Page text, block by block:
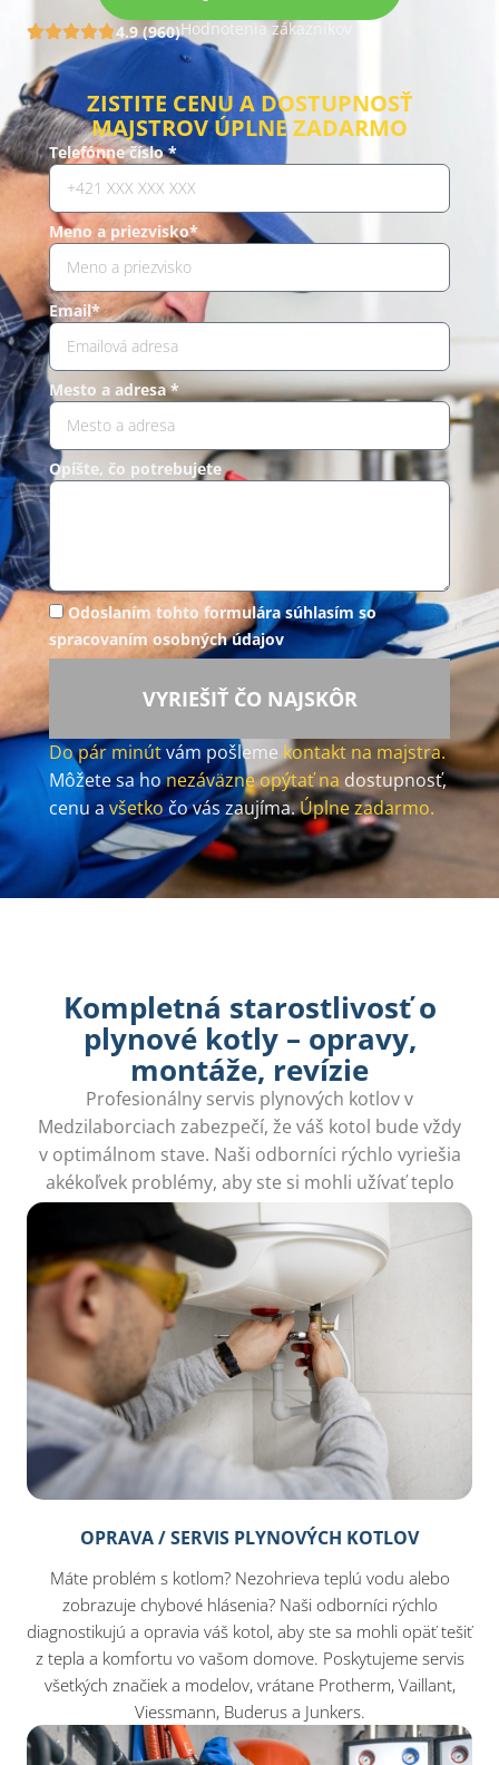
4.9 (960)Hodnotenia zákazníkov
ZISTITE CENU A DOSTUPNOSŤ
MAJSTROV ÚPLNE ZADARMO
Telefónne číslo *
Meno a priezvisko*
Email*
Mesto a adresa *
Opíšte, čo potrebujete
Odoslaním tohto formulára súhlasím so
spracovaním osobných údajov
VYRIEŠIŤ ČO NAJSKÔR
Do pár minútvám pošleme kontakt na majstra.
Môžete sa honezáväzne opýtať na dostupnosť,
cenu avšetkočo vás zaujíma.Úplne zadarmo.
Kompletná starostlivosť o
plynové kotly – opravy,
montáže, revízie
Profesionálny servis plynových kotlov v
Medzilaborciach zabezpečí, že váš kotol bude vždy
v optimálnom stave. Naši odborníci rýchlo vyriešia
akékoľvek problémy, aby ste si mohli užívať teplo
domova bez obáv.
OPRAVA / SERVIS PLYNOVÝCH KOTLOV
Máte problém s kotlom? Nezohrieva teplú vodu alebo
zobrazuje chybové hlásenia? Naši odborníci rýchlo
diagnostikujú a opravia váš kotol, aby ste sa mohli opäť tešiť
z tepla a komfortu vo vašom domove. Poskytujeme servis
všetkých značiek a modelov, vrátane Protherm, Vaillant,
Viessmann, Buderus a Junkers.​